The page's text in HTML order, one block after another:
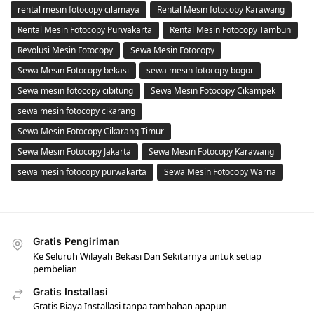
rental mesin fotocopy cilamaya
Rental Mesin fotocopy Karawang
Rental Mesin Fotocopy Purwakarta
Rental Mesin Fotocopy Tambun
Revolusi Mesin Fotocopy
Sewa Mesin Fotocopy
Sewa Mesin Fotocopy bekasi
sewa mesin fotocopy bogor
Sewa mesin fotocopy cibitung
Sewa Mesin Fotocopy Cikampek
sewa mesin fotocopy cikarang
Sewa Mesin Fotocopy Cikarang Timur
Sewa Mesin Fotocopy Jakarta
Sewa Mesin Fotocopy Karawang
sewa mesin fotocopy purwakarta
Sewa Mesin Fotocopy Warna
Gratis Pengiriman
Ke Seluruh Wilayah Bekasi Dan Sekitarnya untuk setiap
pembelian
Gratis Installasi
Gratis Biaya Installasi tanpa tambahan apapun